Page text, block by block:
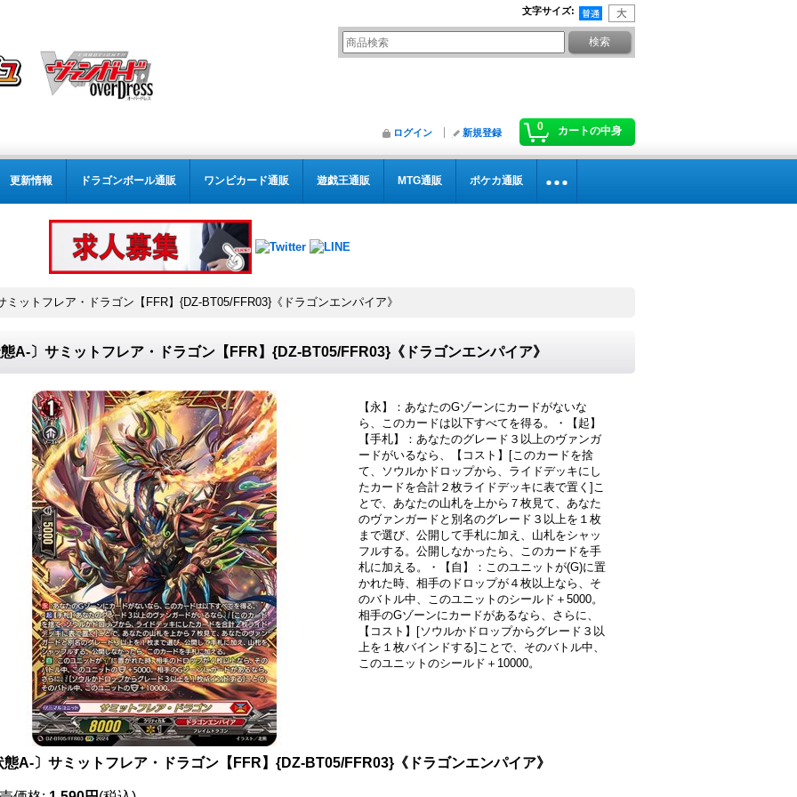
文字サイズ:
0 カートの中身
ログイン 新規登録
更新情報 ドラゴンボール通販 ワンピカード通販 遊戯王通販 MTG通販 ポケカ通販
ミットフレア・ドラゴン【FFR】{DZ-BT05/FFR03}《ドラゴンエンパイア》
A-〕サミットフレア・ドラゴン【FFR】{DZ-BT05/FFR03}《ドラゴンエンパイア》
【永】：あなたのGゾーンにカードがないな
ら、このカードは以下すべてを得る。・【起】
【手札】：あなたのグレード３以上のヴァンガ
ードがいるなら、【コスト】[このカードを捨
て、ソウルかドロップから、ライドデッキにし
たカードを合計２枚ライドデッキに表で置く]こ
とで、あなたの山札を上から７枚見て、あなた
のヴァンガードと別名のグレード３以上を１枚
まで選び、公開して手札に加え、山札をシャッ
フルする。公開しなかったら、このカードを手
札に加える。・【自】：このユニットが(G)に置
かれた時、相手のドロップが４枚以上なら、そ
のバトル中、このユニットのシールド＋5000。
相手のGゾーンにカードがあるなら、さらに、
【コスト】[ソウルかドロップからグレード３以
上を１枚バインドする]ことで、そのバトル中、
このユニットのシールド＋10000。
態A-〕サミットフレア・ドラゴン【FFR】{DZ-BT05/FFR03}《ドラゴンエンパイア》